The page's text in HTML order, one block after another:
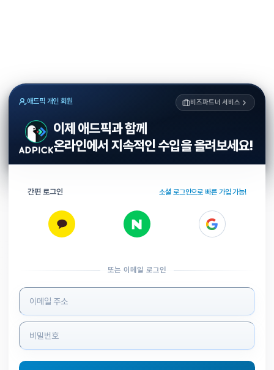
애드픽 개인 회원 비즈파트너 서비스
이제 애드픽과 함께
온라인에서 지속적인 수입을 올려보세요!
간편 로그인 소셜 로그인으로 빠른 가입 가능!
또는 이메일 로그인
로그인 정보 입력